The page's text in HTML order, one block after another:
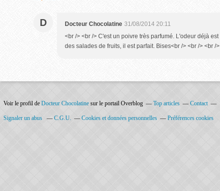
D Docteur Chocolatine 31/08/2014 20:11
<br /> <br /> C'est un poivre très parfumé. L'odeur déjà
des salades de fruits, il est parfait. Bises<br /> <br /> <br /
Voir le profil de Docteur Chocolatine sur le portail Overblog Top articles Contact
Signaler un abus C.G.U. Cookies et données personnelles Préférences cookies